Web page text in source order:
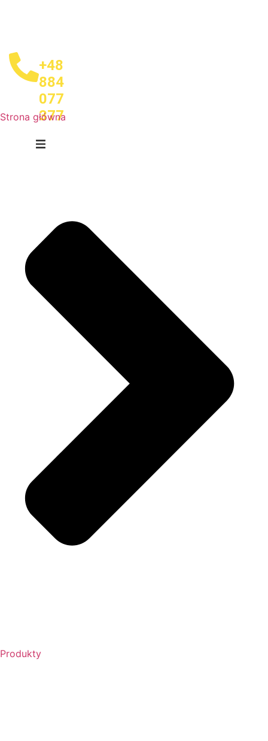
+48
884
077
377
Strona główna
Produkty